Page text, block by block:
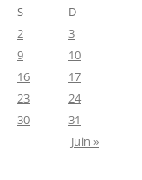
S
D
2
3
9
10
16
17
23
24
30
31
Juin »